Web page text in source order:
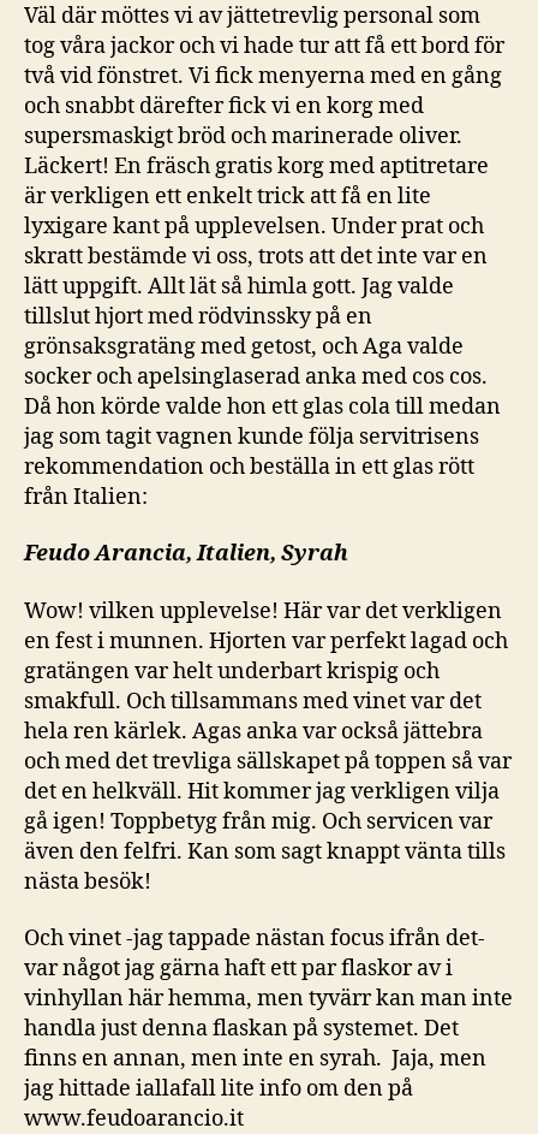
Väl där möttes vi av jättetrevlig personal som
tog våra jackor och vi hade tur att få ett bord för
två vid fönstret. Vi fick menyerna med en gång
och snabbt därefter fick vi en korg med
supersmaskigt bröd och marinerade oliver.
Läckert! En fräsch gratis korg med aptitretare
är verkligen ett enkelt trick att få en lite
lyxigare kant på upplevelsen. Under prat och
skratt bestämde vi oss, trots att det inte var en
lätt uppgift. Allt lät så himla gott. Jag valde
tillslut hjort med rödvinssky på en
grönsaksgratäng med getost, och Aga valde
socker och apelsinglaserad anka med cos cos.
Då hon körde valde hon ett glas cola till medan
jag som tagit vagnen kunde följa servitrisens
rekommendation och beställa in ett glas rött
från Italien:
Feudo Arancia, Italien, Syrah
Wow! vilken upplevelse! Här var det verkligen
en fest i munnen. Hjorten var perfekt lagad och
gratängen var helt underbart krispig och
smakfull. Och tillsammans med vinet var det
hela ren kärlek. Agas anka var också jättebra
och med det trevliga sällskapet på toppen så var
det en helkväll. Hit kommer jag verkligen vilja
gå igen! Toppbetyg från mig. Och servicen var
även den felfri. Kan som sagt knappt vänta tills
nästa besök!
Och vinet -jag tappade nästan focus ifrån det-
var något jag gärna haft ett par flaskor av i
vinhyllan här hemma, men tyvärr kan man inte
handla just denna flaskan på systemet. Det
finns en annan, men inte en syrah. Jaja, men
jag hittade iallafall lite info om den på
www.feudoarancio.it